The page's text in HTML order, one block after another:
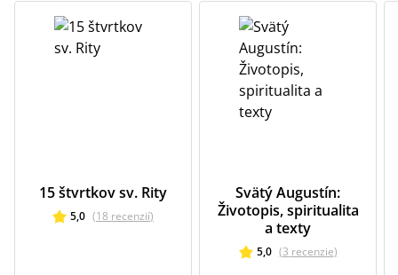
15 štvrtkov sv. Rity
5,0 (18 recenzií)
Svätý Augustín:
Životopis, spiritualita
a texty
5,0 (3 recenzie)